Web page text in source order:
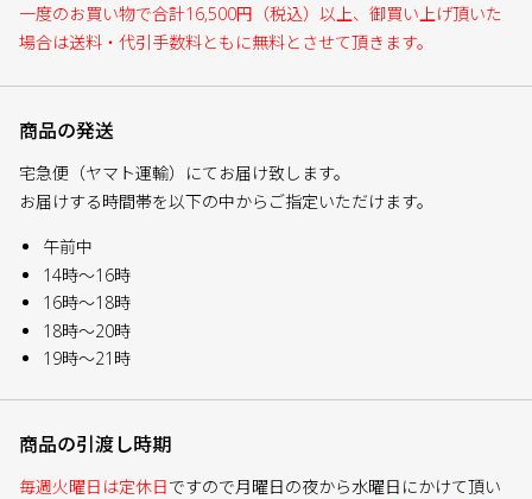
一度のお買い物で合計16,500円（税込）以上、御買い上げ頂いた
場合は送料・代引手数料ともに無料とさせて頂きます。
商品の発送
宅急便（ヤマト運輸）にてお届け致します。
お届けする時間帯を以下の中からご指定いただけます。
午前中
14時～16時
16時～18時
18時～20時
19時～21時
商品の引渡し時期
毎週火曜日は定休日ですので月曜日の夜から水曜日にかけて頂い